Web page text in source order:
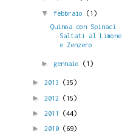
▼ febbraio (1)
Quinoa con Spinaci
Saltati al Limone
e Zenzero
► gennaio (1)
► 2013 (35)
► 2012 (15)
► 2011 (44)
► 2010 (69)